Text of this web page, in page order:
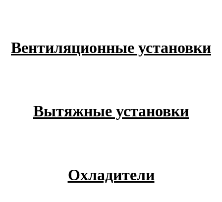
Вентиляционные установки
Вытяжные установки
Охладители